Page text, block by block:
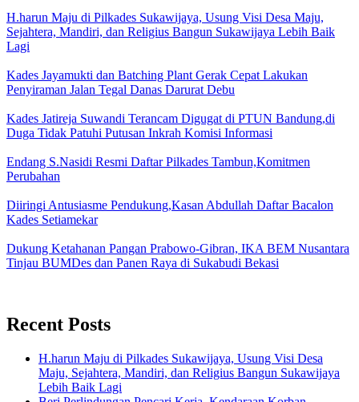
H.harun Maju di Pilkades Sukawijaya, Usung Visi Desa Maju,
Sejahtera, Mandiri, dan Religius Bangun Sukawijaya Lebih Baik
Lagi
Kades Jayamukti dan Batching Plant Gerak Cepat Lakukan
Penyiraman Jalan Tegal Danas Darurat Debu
Kades Jatireja Suwandi Terancam Digugat di PTUN Bandung,di
Duga Tidak Patuhi Putusan Inkrah Komisi Informasi
Endang S.Nasidi Resmi Daftar Pilkades Tambun,Komitmen
Perubahan
Diiringi Antusiasme Pendukung,Kasan Abdullah Daftar Bacalon
Kades Setiamekar
Dukung Ketahanan Pangan Prabowo-Gibran, IKA BEM Nusantara
Tinjau BUMDes dan Panen Raya di Sukabudi Bekasi
Recent Posts
H.harun Maju di Pilkades Sukawijaya, Usung Visi Desa
Maju, Sejahtera, Mandiri, dan Religius Bangun Sukawijaya
Lebih Baik Lagi